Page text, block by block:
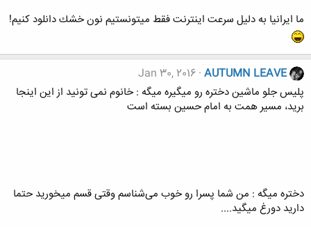
ما ایرانیا به دلیل سرعت اینترنت فقط میتونستیم نون خشك دانلود کنیم!
AUTUMN LEAVE
Jan 30, 2016
پلیس جلو ماشین دختره رو میگیره میگه : خانوم نمی تونید از این اینجا
برید، مسیر همت به امام حسین بسته است
دختره میگه : من شما پسرا رو خوب می‌شناسم وقتی قسم میخورید حتما
دارید دورغ میگید....